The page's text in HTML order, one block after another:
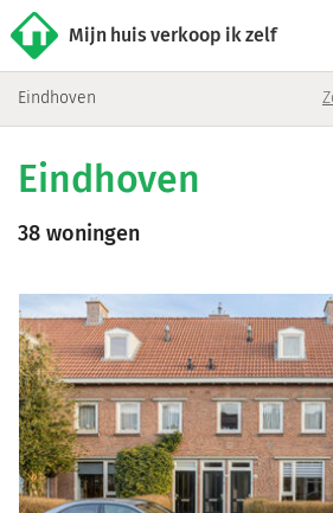
Mijn huis verkoop ik zelf
Contact
Verkoop starten
Eindhoven
Eindhoven
38 woningen